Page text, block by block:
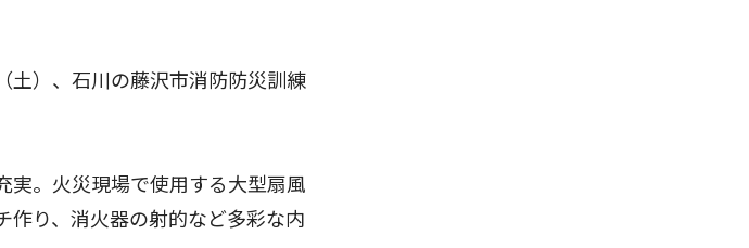
土）、石川の藤沢市消防防災訓練
。火災現場で使用する大型扇風
作り、消火器の射的など多彩な内